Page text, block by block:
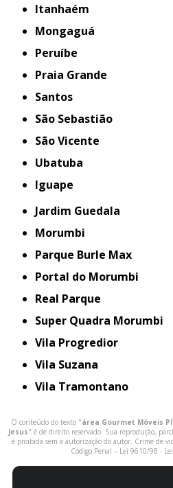
Itanhaém
Mongaguá
Peruíbe
Praia Grande
Santos
São Sebastião
São Vicente
Ubatuba
iguape
Jardim Guedala
Morumbi
Parque Burle Max
Portal do Morumbi
Real Parque
Super Quadra Morumbi
Vila Progredior
Vila Suzana
Vila Tramontano
O conteúdo do texto "área Gourmet Móveis
Jesus" é de direito reservado. Sua reprodução,
é proibida sem a autorização do autor. Crime de
Código Penal – Lei 9610/98 -